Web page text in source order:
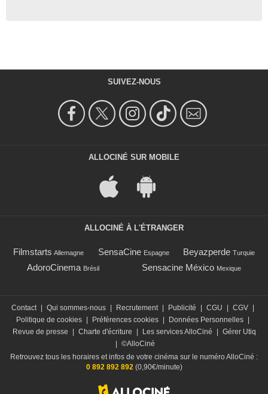
SUIVEZ-NOUS
ALLOCINÉ SUR MOBILE
ALLOCINÉ À L'ÉTRANGER
Filmstarts Allemagne SensaCine Espagne Beyazperde Turquie
AdoroCinema Brésil Sensacine México Mexique
Contact Qui sommes-nous Recrutement Publicité CGU CGV
Politique de cookies
Préférences cookies Données Personnelles
Revue de presse
Charte d'écriture Les services AlloCiné
Gérer Utiq
©AlloCiné
Retrouvez tous les horaires et infos de votre cinéma sur le numéro AlloCiné :
0 892 892 892(0,90€/minute)